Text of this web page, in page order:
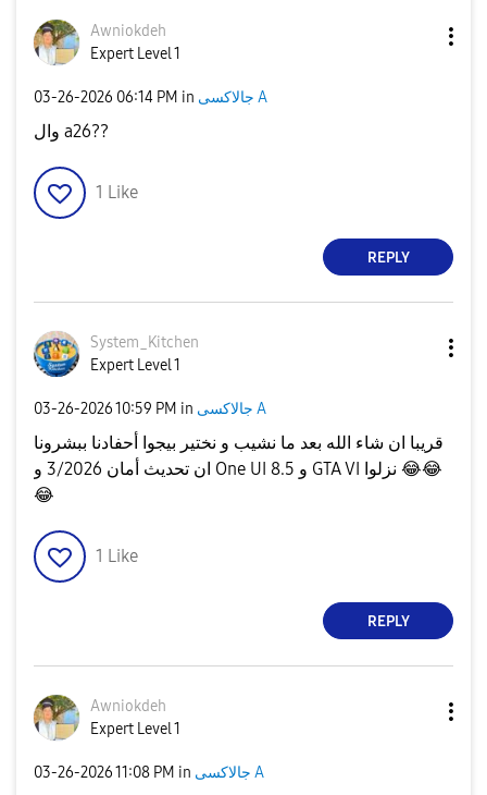
Awniokdeh
Expert Level 1
‎03-26-2026 06:14 PM in جالاكسى A
وال a26??
1 Like
REPLY
System_Kitchen
Expert Level 1
‎03-26-202610:59 PM in جالاكسى A
قريبا ان شاء الله بعد ما نشيب و نختير بيجوا أحفادنا ببشرونا
😂😂
😂
1 Like
REPLY
Awniokdeh
Expert Level 1
‎03-26-202611:08 PM in جالاكسى A